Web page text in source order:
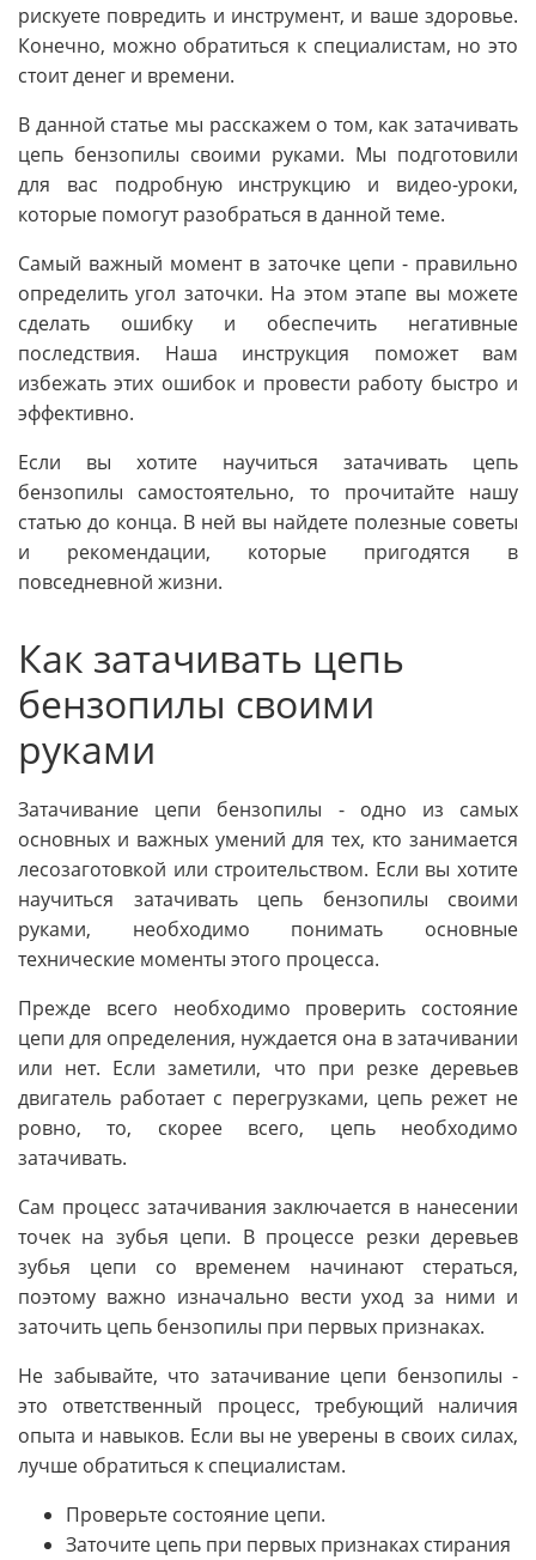
рискуете повредить и инструмент, и ваше здоровье.
Конечно, можно обратиться к специалистам, но это
стоит денег и времени.
В данной статье мы расскажем о том, как затачивать
цепь бензопилы своими руками. Мы подготовили
для вас подробную инструкцию и видео-уроки,
которые помогут разобраться в данной теме.
Самый важный момент в заточке цепи - правильно
определить угол заточки. На этом этапе вы можете
сделать ошибку и обеспечить негативные
последствия. Наша инструкция поможет вам
избежать этих ошибок и провести работу быстро и
эффективно.
Если вы хотите научиться затачивать цепь
бензопилы самостоятельно, то прочитайте нашу
статью до конца. В ней вы найдете полезные советы
и рекомендации, которые пригодятся в
повседневной жизни.
Как затачивать цепь
бензопилы своими
руками
Затачивание цепи бензопилы - одно из самых
основных и важных умений для тех, кто занимается
лесозаготовкой или строительством. Если вы хотите
научиться затачивать цепь бензопилы своими
руками, необходимо понимать основные
технические моменты этого процесса.
Прежде всего необходимо проверить состояние
цепи для определения, нуждается она в затачивании
или нет. Если заметили, что при резке деревьев
двигатель работает с перегрузками, цепь режет не
ровно, то, скорее всего, цепь необходимо
затачивать.
Сам процесс затачивания заключается в нанесении
точек на зубья цепи. В процессе резки деревьев
зубья цепи со временем начинают стераться,
поэтому важно изначально вести уход за ними и
заточить цепь бензопилы при первых признаках.
Не забывайте, что затачивание цепи бензопилы -
это ответственный процесс, требующий наличия
опыта и навыков. Если вы не уверены в своих силах,
лучше обратиться к специалистам.
Проверьте состояние цепи.
Заточите цепь при первых признаках стирания